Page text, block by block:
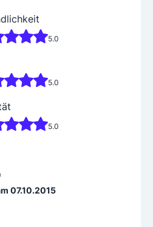
5.0
5.0
5.0
07.10.2015